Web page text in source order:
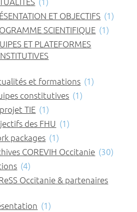
ET OBJECTIFS (1)
SCIENTIFIQUE (1)
ET PLATEFORMES
et formations (1)
constitutives (1)
TIE (1)
des FHU (1)
packages (1)
COREVIH Occitanie (30)
(4)
Occitanie & partenaires
(1)